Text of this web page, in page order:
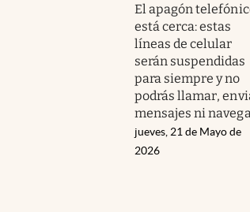
El apagón
está cerca: estas
líneas de celular
serán suspendidas
para siempre y no
podrás llamar,
mensajes ni
jueves, 21 de Mayo de
2026